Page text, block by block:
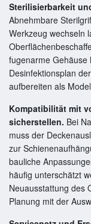
Sterilisierbarkeit
Abnehmbare
Werkzeug wechseln
fugenarme Gehäuse
Desinfektionsplan
aufbereiten als
Kompatibilität mit
sicherstellen. Bei
muss der
zur
bauliche
häufig unterschätzt
Neuausstattung des
Planung mit der